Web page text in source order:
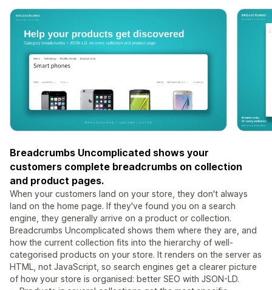
Breadcrumbs Uncomplicated shows your
customers complete breadcrumbs on collection
and product pages.
When your customers land on your store, they don't always
land on the home page. If they've found you on a search
engine, they generally arrive on a product or collection.
Breadcrumbs Uncomplicated shows them where they are, and
how the current collection fits into the hierarchy of well-
categorised products on your store. It renders on the server as
HTML, not JavaScript, so search engines get a clearer picture
of how your store is organised: better SEO with JSON-LD.